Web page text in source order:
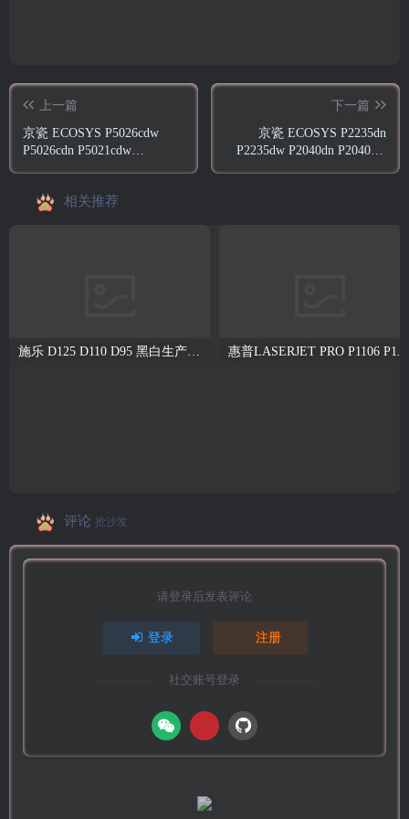
上一篇
京瓷 ECOSYS P5026cdw
P5026cdn P5021cdw
下一篇
京瓷 ECOSYS P2235dn
P2235dw P2040dn P2040dw
相关推荐
施乐 D125 D110 D95 黑白生产型高速复印机中文维修手册 惠普LASERJET PRO P1106 P1108 打印机中文拆机手册
评论 抢沙发
请登录后发表评论
登录 注册
社交账号登录